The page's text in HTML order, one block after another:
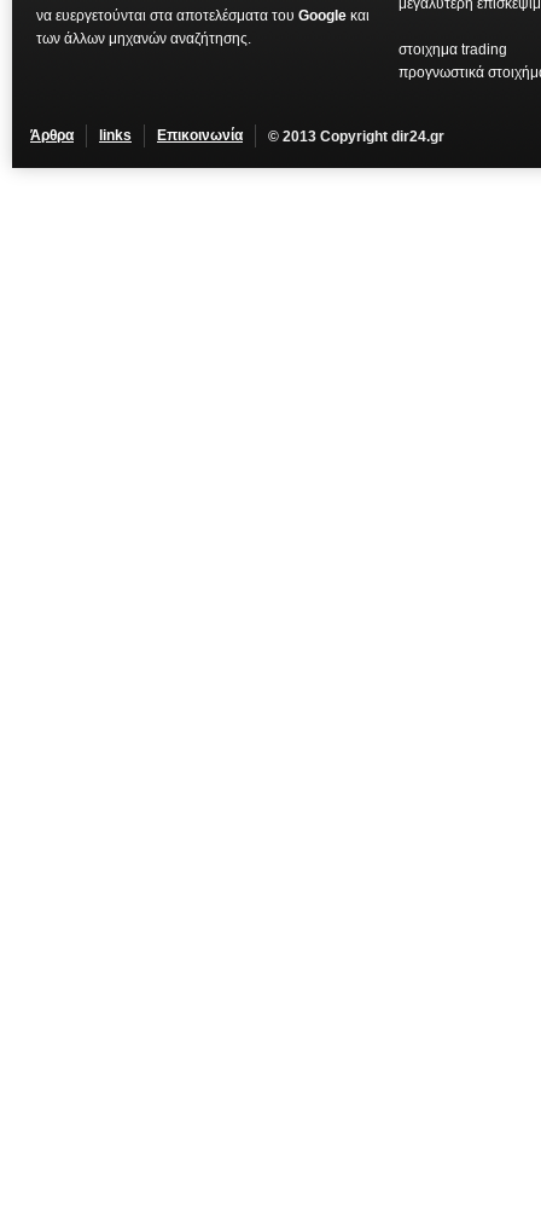
να ευεργετούνται στα αποτελέσματα του Google και
των άλλων μηχανών αναζήτησης.
μεγαλύτερη
στοιχημα trading
προγνωστικά
Άρθρα links Επικοινωνία © 2013 Copyright dir24.gr